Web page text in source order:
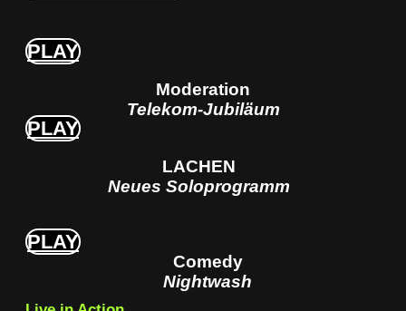
PLAY
Moderation
Telekom-Jubiläum
PLAY
LACHEN
Neues Soloprogramm
PLAY
Comedy
Nightwash